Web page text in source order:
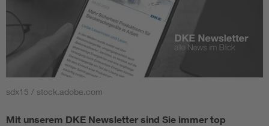
sdx15 / stock.adobe.com
Mit unserem DKE Newsletter sind Sie immer top